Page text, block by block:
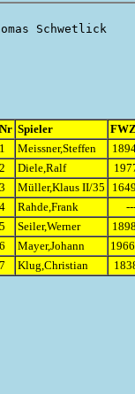
Nr Spieler
1
Meissner,Steffen
2
Diele,Ralf
3
Müller,Klaus II/35
4
Rahde,Frank
5
Seiler,Werner
6
Mayer,Johann
7
Klug,Christian